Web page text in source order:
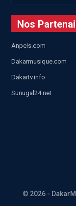
Nos
Anpels.com
Dakarmusique.com
Dakartv.info
Sunugal24.net
© 2026 -